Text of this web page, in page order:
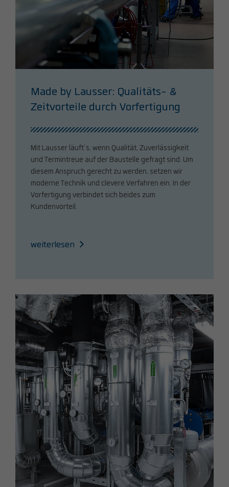
Made by Lausser: Qualitäts- &
Zeitvorteile durch Vorfertigung
Mit Lausser läuft’s, wenn Qualität, Zuverlässigkeit
und Termintreue auf der Baustelle gefragt sind. Um
diesem Anspruch gerecht zu werden, setzen wir
moderne Technik und clevere Verfahren ein. In der
Vorfertigung verbindet sich beides zum
Kundenvorteil.
weiterlesen